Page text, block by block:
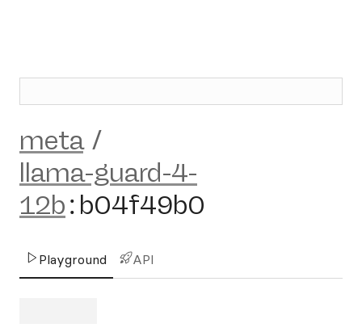
meta /
llama-guard-4-
12b: b04f49b0
Playground API